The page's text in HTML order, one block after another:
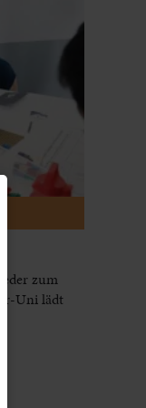
zum
Uni lädt